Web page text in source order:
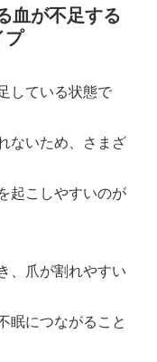
が不足する
プ
している状態で
ないため、さまざ
起こしやすいのが
、爪が割れやすい
眠につながること